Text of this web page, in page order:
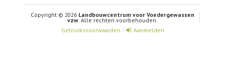
Copyright © 2026 Landbouwcentrum voor Voedergewassen
vzw. Alle rechten voorbehouden.
Gebruiksvoorwaarden
Aanmelden